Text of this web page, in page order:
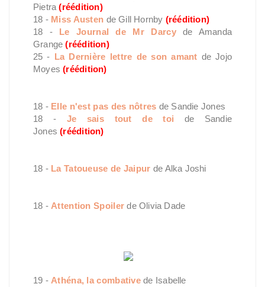
Pietra (réédition)
18 - Miss Austen de Gill Hornby (réédition)
18 - Le Journal de Mr Darcyde Amanda
Grange (réédition)
25 - La Dernière lettre de son amant de Jojo
Moyes (réédition)
18 - Elle n'est pas des nôtres de Sandie Jones
18 - Je sais tout de toi de Sandie
Jones (réédition)
18 - La Tatoueuse de Jaipur de Alka Joshi
18 - Attention Spoiler de Olivia Dade
19 - Athéna, la combative de Isabelle